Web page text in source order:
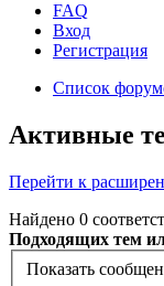
FAQ
Вход
Регистрация
Список
Активные
Перейти к
Найдено 0
Подходящих тем
Показать